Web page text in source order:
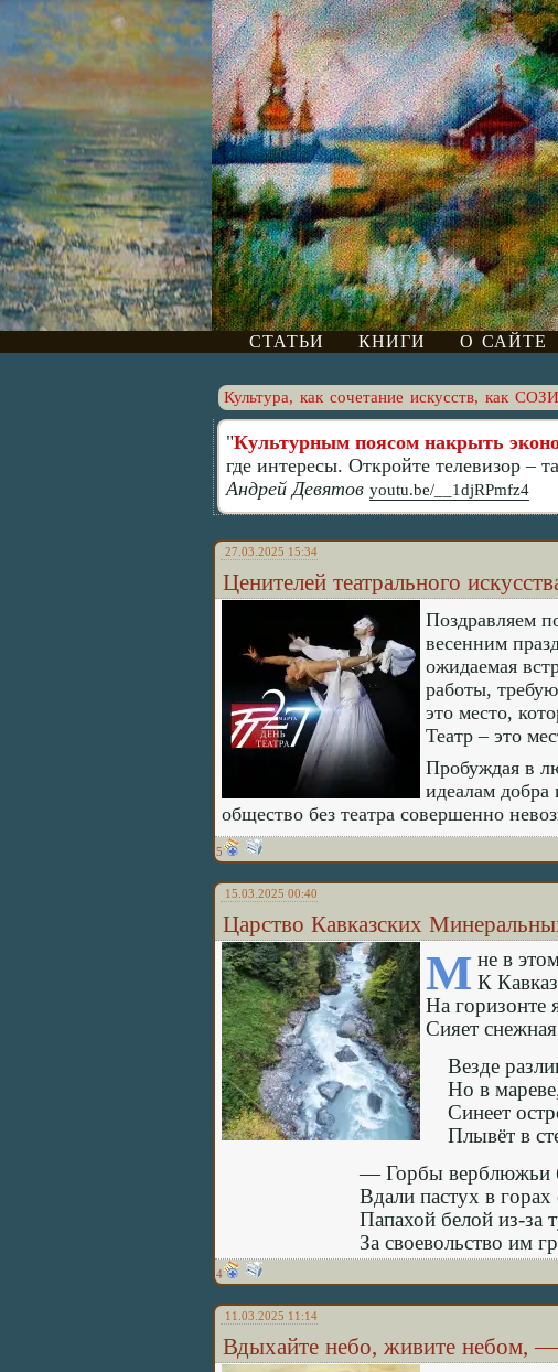
СТАТЬИ КНИГИ О САЙТЕ
Культура, как сочетание искусств,
"Культурным поясом накрыть
где интересы. Откройте телевизор –
Андрей Девятов youtu.be/__1djRPmfz4
27.03.2025 15:34
Ценителей театрального
Поздравляем
весенним
ожидаемая
работы,
это место,
Театр – это
Пробуждая в
идеалам добра
общество без театра совершенно
5
15.03.2025 00:40
Царство Кавказских
М не в
К
На горизонте
Сияет
Везде
Но в
Синеет
Плывёт в
— Горбы верблюжьи
Вдали пастух в горах
Папахой белой из-за
За своевольство им
4
11.03.2025 11:14
Вдыхайте небо, живите небом, —